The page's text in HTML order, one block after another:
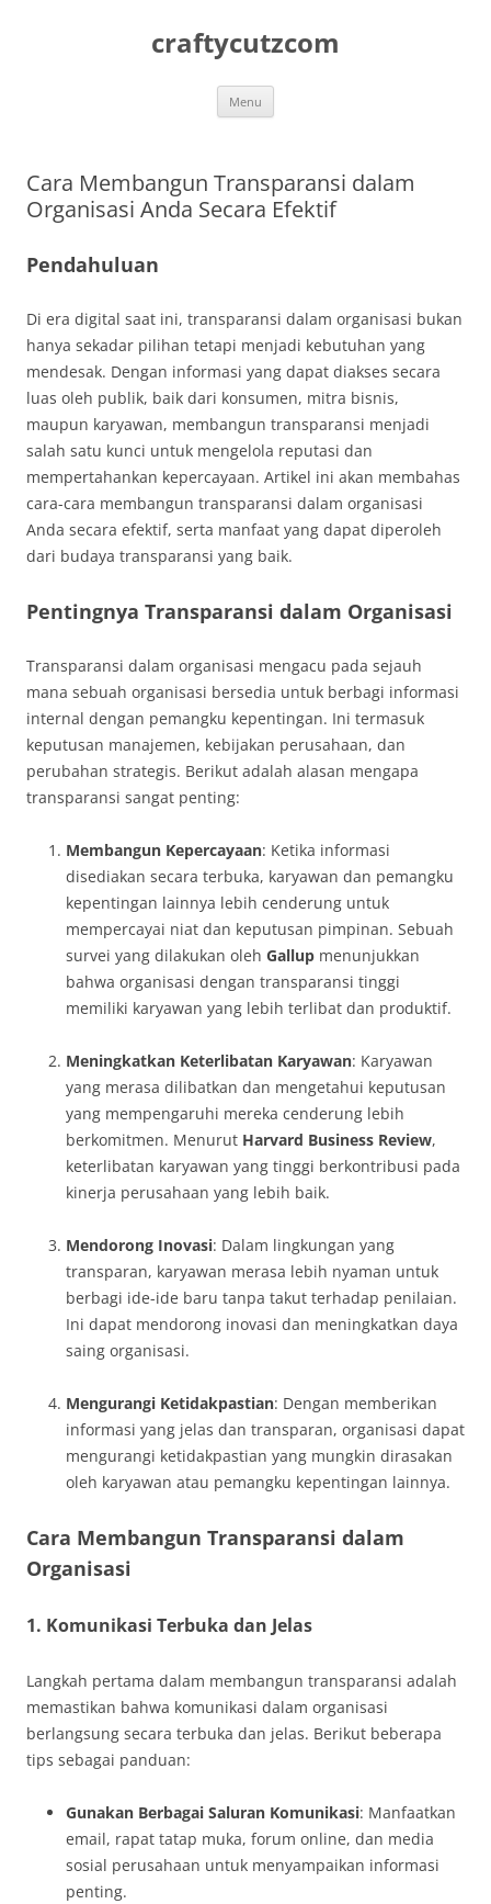
craftycutzcom
Menu
Cara Membangun Transparansi dalam
Organisasi Anda Secara Efektif
Pendahuluan
Di era digital saat ini, transparansi dalam organisasi bukan
hanya sekadar pilihan tetapi menjadi kebutuhan yang
mendesak. Dengan informasi yang dapat diakses secara
luas oleh publik, baik dari konsumen, mitra bisnis,
maupun karyawan, membangun transparansi menjadi
salah satu kunci untuk mengelola reputasi dan
mempertahankan kepercayaan. Artikel ini akan membahas
cara-cara membangun transparansi dalam organisasi
Anda secara efektif, serta manfaat yang dapat diperoleh
dari budaya transparansi yang baik.
Pentingnya Transparansi dalam Organisasi
Transparansi dalam organisasi mengacu pada sejauh
mana sebuah organisasi bersedia untuk berbagi informasi
internal dengan pemangku kepentingan. Ini termasuk
keputusan manajemen, kebijakan perusahaan, dan
perubahan strategis. Berikut adalah alasan mengapa
transparansi sangat penting:
Membangun Kepercayaan: Ketika informasi
disediakan secara terbuka, karyawan dan pemangku
kepentingan lainnya lebih cenderung untuk
mempercayai niat dan keputusan pimpinan. Sebuah
survei yang dilakukan oleh Gallup menunjukkan
bahwa organisasi dengan transparansi tinggi
memiliki karyawan yang lebih terlibat dan produktif.
Meningkatkan Keterlibatan Karyawan: Karyawan
yang merasa dilibatkan dan mengetahui keputusan
yang mempengaruhi mereka cenderung lebih
berkomitmen. Menurut Harvard Business Review,
keterlibatan karyawan yang tinggi berkontribusi pada
kinerja perusahaan yang lebih baik.
Mendorong Inovasi: Dalam lingkungan yang
transparan, karyawan merasa lebih nyaman untuk
berbagi ide-ide baru tanpa takut terhadap penilaian.
Ini dapat mendorong inovasi dan meningkatkan daya
saing organisasi.
Mengurangi Ketidakpastian: Dengan memberikan
informasi yang jelas dan transparan, organisasi dapat
mengurangi ketidakpastian yang mungkin dirasakan
oleh karyawan atau pemangku kepentingan lainnya.
Cara Membangun Transparansi dalam
Organisasi
1. Komunikasi Terbuka dan Jelas
Langkah pertama dalam membangun transparansi adalah
memastikan bahwa komunikasi dalam organisasi
berlangsung secara terbuka dan jelas. Berikut beberapa
tips sebagai panduan:
Gunakan Berbagai Saluran Komunikasi: Manfaatkan
email, rapat tatap muka, forum online, dan media
sosial perusahaan untuk menyampaikan informasi
penting.